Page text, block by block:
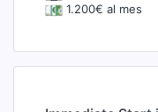
1.200€ al mes